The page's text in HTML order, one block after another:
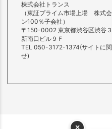
株式会社トランス
（東証プライム市場上場 株式
ン100％子会社）
〒150-0002 東京都渋谷区渋谷
新南口ビル９Ｆ
TEL 050-3172-1374(サイトに
せ)